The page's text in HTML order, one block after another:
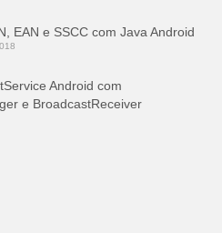
EAN e SSCC com Java Android
Android com
e BroadcastReceiver